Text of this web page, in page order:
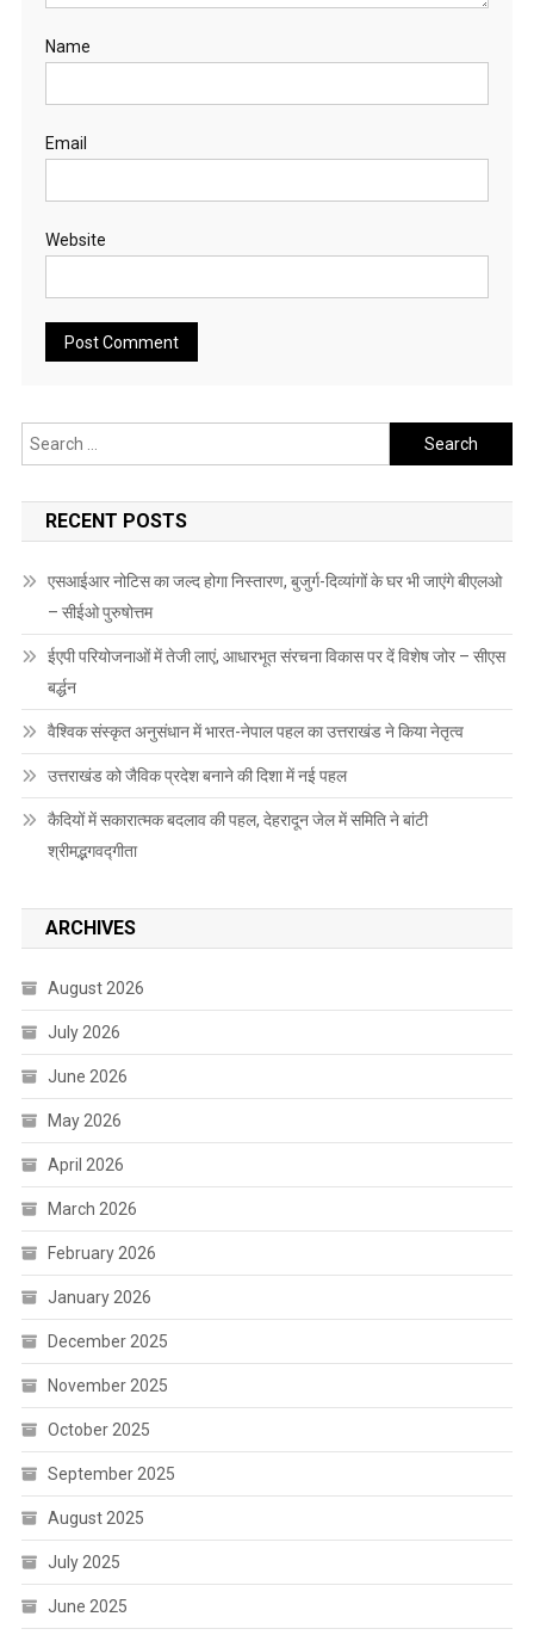
Name
Email
Website
Search
for:
RECENT POSTS
एसआईआर नोटिस का जल्द होगा निस्तारण, बुजुर्ग-दिव्यांगों के घर भी जाएंगे बीएलओ
– सीईओ पुरुषोत्तम
ईएपी परियोजनाओं में तेजी लाएं, आधारभूत संरचना विकास पर दें विशेष जोर – सीएस
बर्द्धन
वैश्विक संस्कृत अनुसंधान में भारत-नेपाल पहल का उत्तराखंड ने किया नेतृत्व
उत्तराखंड को जैविक प्रदेश बनाने की दिशा में नई पहल
कैदियों में सकारात्मक बदलाव की पहल, देहरादून जेल में समिति ने बांटी
श्रीमद्भगवद्गीता
ARCHIVES
August 2026
July 2026
June 2026
May 2026
April 2026
March 2026
February 2026
January 2026
December 2025
November 2025
October 2025
September 2025
August 2025
July 2025
June 2025